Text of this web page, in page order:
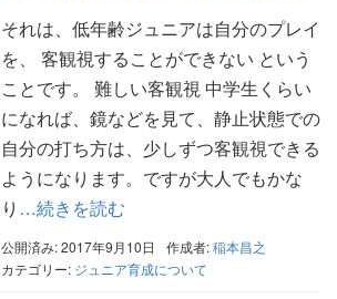
それは、低年齢ジュニアは自分のプレイ
を、 客観視することができない という
ことです。 難しい客観視 中学生くらい
になれば、鏡などを見て、静止状態での
自分の打ち方は、少しずつ客観視できる
ようになります。ですが大人でもかな
り …続きを読む
公開済み: 2017年9月10日 作成者:稲本昌之
カテゴリー: ジュニア育成について